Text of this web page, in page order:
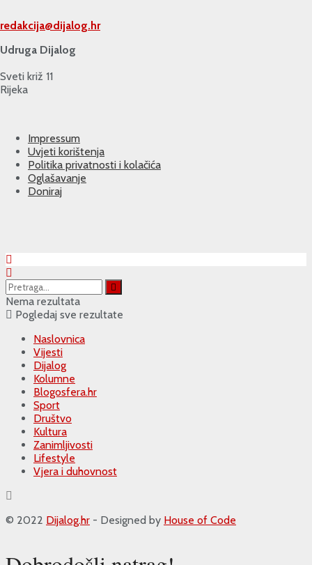
redakcija@dijalog.hr
Udruga Dijalog
Sveti križ 11
Rijeka
Impressum
Uvjeti korištenja
Politika privatnosti i kolačića
Oglašavanje
Doniraj
Nema rezultata
Pogledaj sve rezultate
Naslovnica
Vijesti
Dijalog
Kolumne
Blogosfera.hr
Sport
Društvo
Kultura
Zanimljivosti
Lifestyle
Vjera i duhovnost
© 2022 Dijalog.hr - Designed by House of Code